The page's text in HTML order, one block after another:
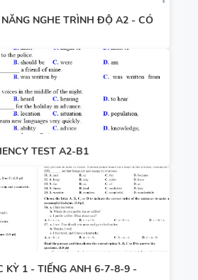
NGHE TRÌNH ĐỘ A2 - CÓ
TEST A2-B1
KỲ 1 - TIẾNG ANH 6-7-8-9 -